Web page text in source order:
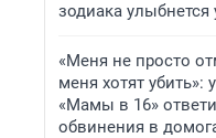
зодиака улыбнется
«Меня не просто
меня хотят убить»:
«Мамы в 16»
обвинения в